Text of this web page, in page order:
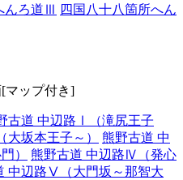
んろ道Ⅲ 四国八十八箇所へん
マップ付き]
古道 中辺路Ⅰ（滝尻王子
坂本王子～）
熊野古道 中
）
熊野古道 中辺路Ⅳ（発心
中辺路Ⅴ（大門坂～那智大